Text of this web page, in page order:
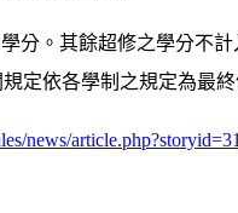
。其餘超修之學分不
定依各學制之規定為最終
news/article.php?storyid=31